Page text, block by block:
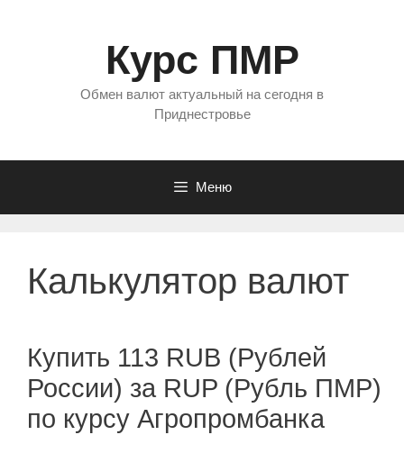
Курс ПМР
Обмен валют актуальный на сегодня в
Приднестровье
Меню
Калькулятор валют
Купить 113 RUB (Рублей
России) за RUP (Рубль ПМР)
по курсу Агропромбанка